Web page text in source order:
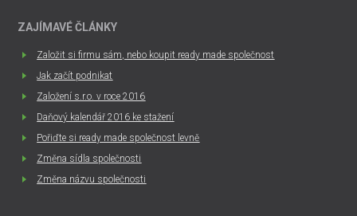
ZAJÍMAVÉ ČLÁNKY
Založit si firmu sám, nebo koupit ready made společnost
Jak začít podnikat
Založení s.r.o. v roce 2016
Daňový kalendář 2016 ke stažení
Pořiďte si ready made společnost levně
Změna sídla společnosti
Změna názvu společnosti